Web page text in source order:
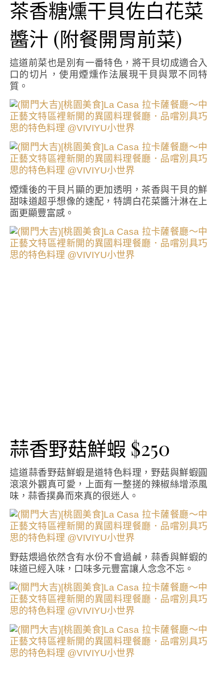
茶香糖燻干貝佐白花菜
醬汁 (附餐開胃前菜)
這道前菜也是別有一番特色，將干貝切成適合入
口的切片，使用煙燻作法展現干貝與眾不同特
質。
煙燻後的干貝片顯的更加透明，茶香與干貝的鮮
甜味道超乎想像的速配，特調白花菜醬汁淋在上
面更顯豐富感。
蒜香野菇鮮蝦 $250
這道蒜香野菇鮮蝦是道特色料理，野菇與鮮蝦圓
滾滾外觀真可愛，上面有一整搓的辣椒絲增添風
味，蒜香撲鼻而來真的很迷人。
野菇煨過依然含有水份不會過鹹，蒜香與鮮蝦的
味道已經入味，口味多元豐富讓人念念不忘。